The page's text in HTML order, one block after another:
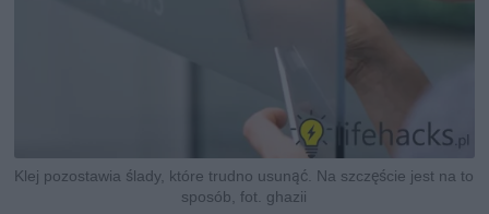
Klej pozostawia ślady, które trudno usunąć. Na szczęście jest na to
sposób, fot. ghazii